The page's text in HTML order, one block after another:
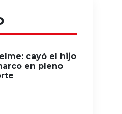
cayó el hijo
en pleno